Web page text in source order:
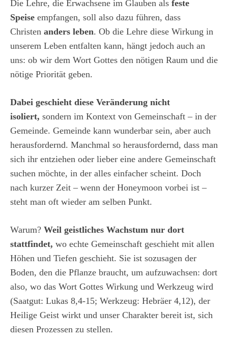
Die Lehre, die Erwachsene im Glauben als feste
Speise empfangen, soll also dazu führen, dass
Christen anders leben. Ob die Lehre diese Wirkung in
unserem Leben entfalten kann, hängt jedoch auch an
uns: ob wir dem Wort Gottes den nötigen Raum und die
nötige Priorität geben.
Dabei geschieht diese Veränderung nicht
isoliert, sondern im Kontext von Gemeinschaft – in der
Gemeinde. Gemeinde kann wunderbar sein, aber auch
herausfordernd. Manchmal so herausfordernd, dass man
sich ihr entziehen oder lieber eine andere Gemeinschaft
suchen möchte, in der alles einfacher scheint. Doch
nach kurzer Zeit – wenn der Honeymoon vorbei ist –
steht man oft wieder am selben Punkt.
Warum? Weil geistliches Wachstum nur dort
stattfindet, wo echte Gemeinschaft geschieht mit allen
Höhen und Tiefen geschieht. Sie ist sozusagen der
Boden, den die Pflanze braucht, um aufzuwachsen: dort
also, wo das Wort Gottes Wirkung und Werkzeug wird
(Saatgut: Lukas 8,4-15; Werkzeug: Hebräer 4,12), der
Heilige Geist wirkt und unser Charakter bereit ist, sich
diesen Prozessen zu stellen.